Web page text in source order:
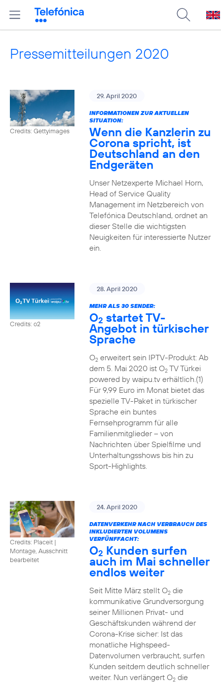
Pressemitteilungen 2020
Credits: Gettyimages
29. April 2020
INFORMATIONEN ZUR AKTUELLEN
SITUATION:
Wenn die Kanzlerin zu
Corona spricht, ist
Deutschland an den
Endgeräten
Unser Netzexperte Michael Horn,
Head of Service Quality
Management im Netzbereich von
Telefónica Deutschland, ordnet an
dieser Stelle die wichtigsten
Neuigkeiten für interessierte Nutzer
ein.
Credits: o2
28. April 2020
MEHR ALS 30 SENDER:
O2 startet TV-
Angebot in türkischer
Sprache
O2erweitert sein IPTV-Produkt: Ab
dem 5. Mai 2020 ist O2TV Türkei
powered by waipu.tv erhältlich.(1)
Für 9,99 Euro im Monat bietet das
spezielle TV-Paket in türkischer
Sprache ein buntes
Fernsehprogramm für alle
Familienmitglieder – von
Nachrichten über Spielfilme und
Unterhaltungsshows bis hin zu
Sport-Highlights.
Credits: Placeit |
Montage, Ausschnitt
bearbeitet
24. April 2020
DATENVERKEHR NACH VERBRAUCH DES
INKLUDIERTEN VOLUMENS
VERFÜNFFACHT:
O2 Kunden surfen
auch im Mai schneller
endlos weiter
Seit Mitte März stellt O2die
kommunikative Grundversorgung
seiner Millionen Privat- und
Geschäftskunden während der
Corona-Krise sicher: Ist das
monatliche Highspeed-
Datenvolumen verbraucht, surfen
Kunden seitdem deutlich schneller
weiter. Nun verlängert O2die